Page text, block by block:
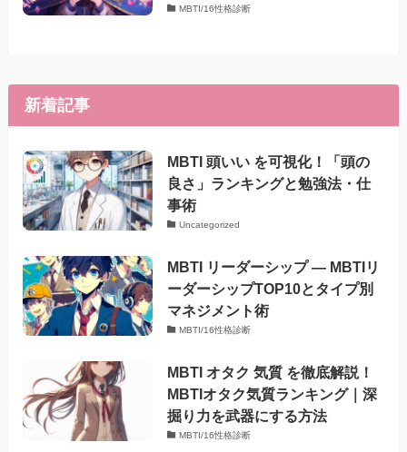
MBTI/16性格診断
新着記事
MBTI 頭いい を可視化！「頭の
良さ」ランキングと勉強法・仕
事術
Uncategorized
MBTI リーダーシップ — MBTIリ
ーダーシップTOP10とタイプ別
マネジメント術
MBTI/16性格診断
MBTI オタク 気質 を徹底解説！
MBTIオタク気質ランキング｜深
掘り力を武器にする方法
MBTI/16性格診断